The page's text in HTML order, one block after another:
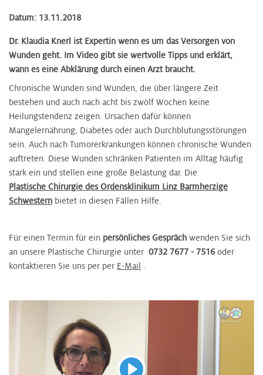
Datum: 13.11.2018
Dr. Klaudia Knerl ist Expertin wenn es um das Versorgen von
Wunden geht. Im Video gibt sie wertvolle Tipps und erklärt,
wann es eine Abklärung durch einen Arzt braucht.
Chronische Wunden sind Wunden, die über längere Zeit
bestehen und auch nach acht bis zwölf Wochen keine
Heilungstendenz zeigen. Ursachen dafür können
Mangelernährung, Diabetes oder auch Durchblutungsstörungen
sein. Auch nach Tumorerkrankungen können chronische Wunden
auftreten. Diese Wunden schränken Patienten im Alltag häufig
stark ein und stellen eine große Belastung dar. Die
Plastische Chirurgie des Ordensklinikum Linz Barmherzige
Schwestern bietet in diesen Fällen Hilfe.
Für einen Termin für ein persönliches Gespräch wenden Sie sich
an unsere Plastische Chirurgie unter 0732 7677 - 7516oder
kontaktieren Sie uns per per E-Mail .